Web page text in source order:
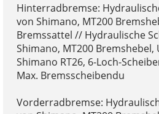
Hinterradbremse:
von Shimano, MT200
Bremssattel // Hydraulische
Shimano, MT200 Bremshebel,
Shimano RT26, 6-Loch-
Max. Bremsscheibendu
Vorderradbremse: